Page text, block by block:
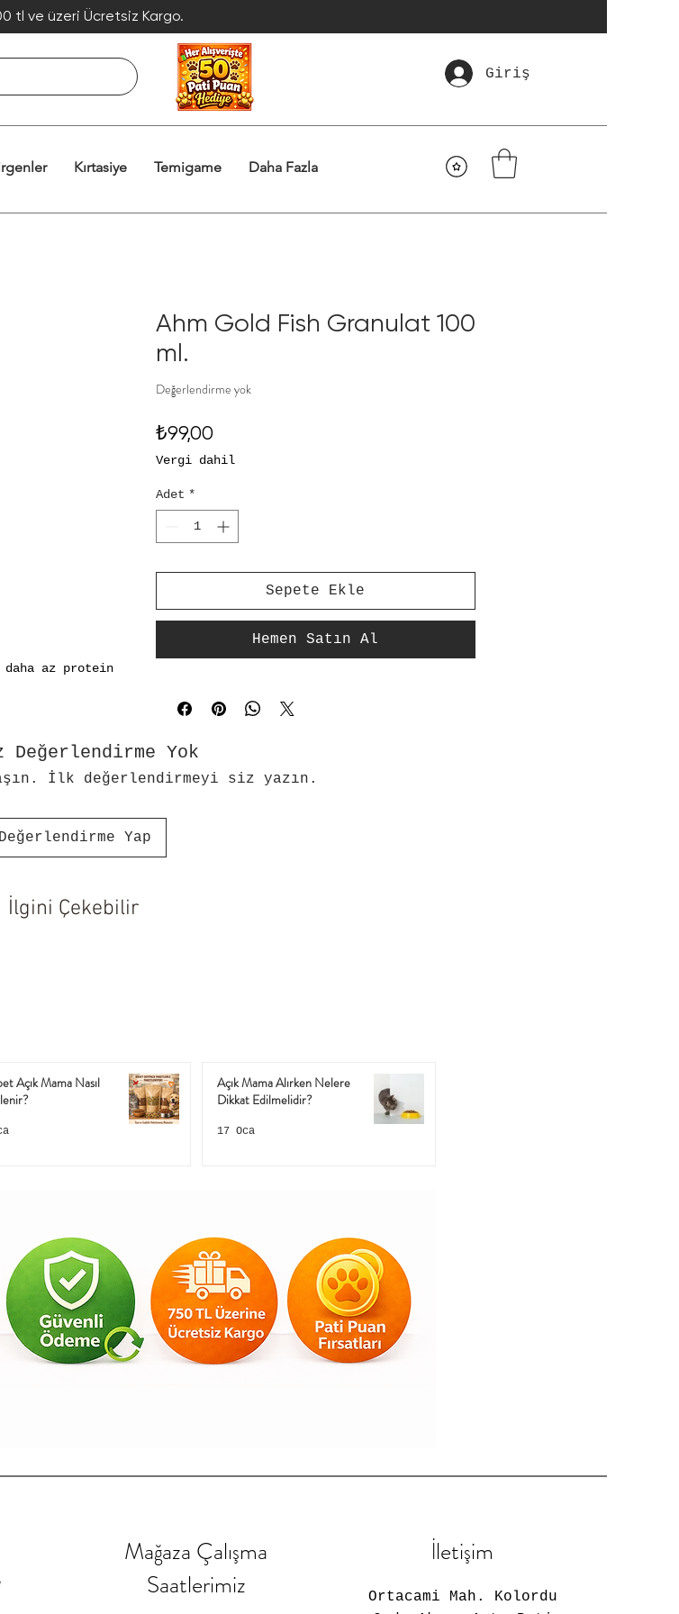
tl ve üzeri Ücretsiz Kargo.
Kırtasiye Temigame Daha Fazla
Giriş
kadar verilir.
Ahm Gold Fish Granulat 100
ml.
Değerlendirme yok
₺99,00Fiyat
Vergi dahil
Adet *
Sepete Ekle
Hemen Satın Al
Değerlendirme Yok
İlk değerlendirmeyi siz yazın.
Değerlendirme Yap
İlgini Çekebilir
Açık Mama Nasıl
Açık Mama Alırken Nelere
Dikkat Edilmelidir?
17 Oca
Mağaza Çalışma
Saatlerimiz
İletişim
Ortacami Mah. Kolordu